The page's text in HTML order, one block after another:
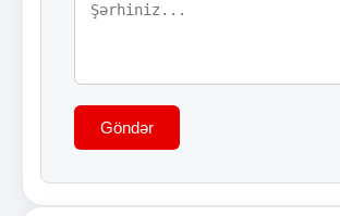
Göndər